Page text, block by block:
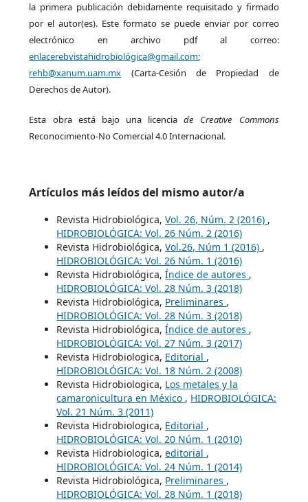
la primera publicación debidamente requisitado y firmado
por el autor(es). Este formato se puede enviar por correo
electrónico en archivo pdf al correo:
enlacerebvistahidrobiológica@gmail.com;
rehb@xanum.uam.mx (Carta-Cesión de Propiedad de
Derechos de Autor).
Esta obra está bajo una licenciade Creative Commons
Reconocimiento-No Comercial 4.0 Internacional.
Artículos más leídos del mismo autor/a
Revista Hidrobiológica,Vol. 26, Núm. 2 (2016) ,
HIDROBIOLÓGICA: Vol. 26 Núm. 2 (2016)
Revista Hidrobiológica,Vol.26, Núm 1 (2016) ,
HIDROBIOLÓGICA: Vol. 26 Núm. 1 (2016)
Revista Hidrobiológica,Índice de autores ,
HIDROBIOLÓGICA: Vol. 28 Núm. 3 (2018)
Revista Hidrobiológica, Preliminares ,
HIDROBIOLÓGICA: Vol. 28 Núm. 3 (2018)
Revista Hidrobiológica,Índice de autores ,
HIDROBIOLÓGICA: Vol. 27 Núm. 3 (2017)
Revista Hidrobiologica, Editorial ,
HIDROBIOLÓGICA: Vol. 18 Núm. 2 (2008)
Revista Hidrobiologica, Los metales y la
camaronicultura en México , HIDROBIOLÓGICA:
Vol. 21 Núm. 3 (2011)
Revista Hidrobiologica, Editorial ,
HIDROBIOLÓGICA: Vol. 20 Núm. 1 (2010)
Revista Hidrobiologica,editorial ,
HIDROBIOLÓGICA: Vol. 24 Núm. 1 (2014)
Revista Hidrobiológica, Preliminares ,
HIDROBIOLÓGICA: Vol. 28 Núm. 1 (2018)